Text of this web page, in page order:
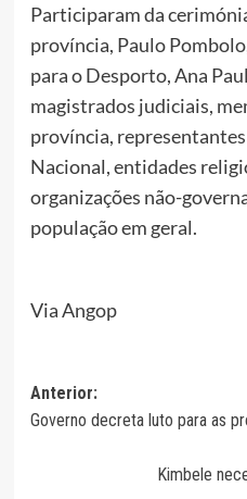
Participaram da
província, Paulo
para o Desporto, Ana
magistrados judiciais,
província, representantes
Nacional, entidades
organizações não-
população em geral.
Via Angop
Navegação
de
Anterior:
Governo decreta luto para as
Kimbele